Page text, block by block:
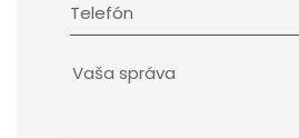
Telefón